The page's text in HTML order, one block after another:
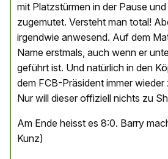
mit Platzstürmen in der Pause
zugemutet. Versteht man total!
irgendwie anwesend. Auf dem
Name erstmals, auch wenn er
geführt ist. Und natürlich in den
dem FCB-Präsident immer wieder
Nur will dieser offiziell nichts zu
Am Ende heisst es 8:0. Barry
Kunz)